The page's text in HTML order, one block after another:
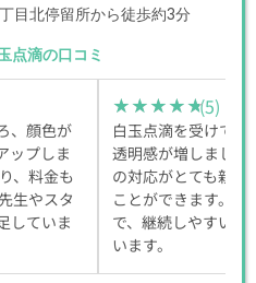
目北停留所から徒歩約3分
点滴の口コミ
、顔色が
ップしま
、料金も
生やスタ
していま
★★★★★
★★★★★(5)
白玉点滴を受けて
透明感が増しました
の対応がとても親切
ことができます。料
で、継続しやすい点
います。